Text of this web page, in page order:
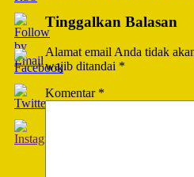
Tinggalkan Balasan
Alamat email Anda tidak
wajib ditandai *
Komentar *